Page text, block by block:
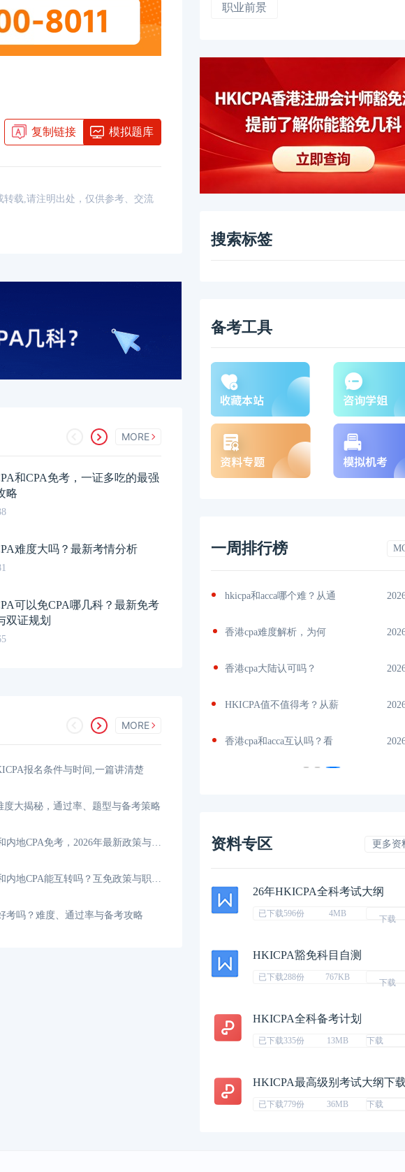
复制链接 模拟题库
转载,请注明出处，仅供参考、交流
MORE
和CPA免考，一证多吃的最强
略
难度大吗？最新考情分析
可以免CPA哪几科？最新免考
双证规划
MORE
报名条件与时间,一篇讲清楚
度大揭秘，通过率、题型与备考策略
考吗？难度、通过率与备考攻略
职业前景
搜索标签
备考工具
一周排行榜
hkicpa和acca哪个难？从通
香港cpa难度解析，为何
香港cpa大陆认可吗？
HKICPA值不值得考？从薪
香港cpa和acca互认吗？看
资料专区 更多资
26年HKICPA全科考试大纲
已下载596份 4MB
下载
HKICPA豁免科目自测
已下载288份 767KB
下载
HKICPA全科备考计划
已下载335份 13MB 下载
HKICPA最高级别考试大纲下
已下载779份 36MB 下载